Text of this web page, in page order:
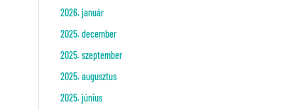
2026. január
2025. december
2025. szeptember
2025. augusztus
2025. június